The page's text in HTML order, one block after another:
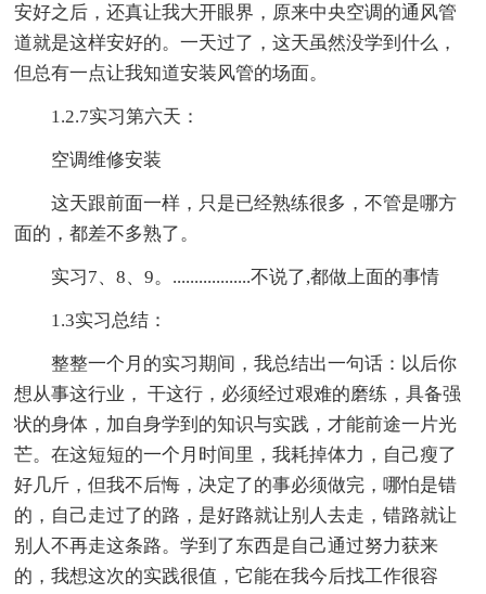
安好之后，还真让我大开眼界，原来中央空调的通风管
道就是这样安好的。一天过了，这天虽然没学到什么，
但总有一点让我知道安装风管的场面。
1.2.7实习第六天：
空调维修安装
这天跟前面一样，只是已经熟练很多，不管是哪方
面的，都差不多熟了。
实习7、8、9。..................不说了,都做上面的事情
1.3实习总结：
整整一个月的实习期间，我总结出一句话：以后你
想从事这行业， 干这行，必须经过艰难的磨练，具备强
状的身体，加自身学到的知识与实践，才能前途一片光
芒。在这短短的一个月时间里，我耗掉体力，自己瘦了
好几斤，但我不后悔，决定了的事必须做完，哪怕是错
的，自己走过了的路，是好路就让别人去走，错路就让
别人不再走这条路。学到了东西是自己通过努力获来
的，我想这次的实践很值，它能在我今后找工作很容